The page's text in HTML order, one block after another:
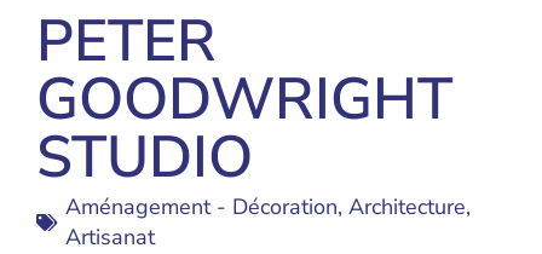
PETER
GOODWRIGHT
STUDIO
Aménagement - Décoration, Architecture,
Artisanat